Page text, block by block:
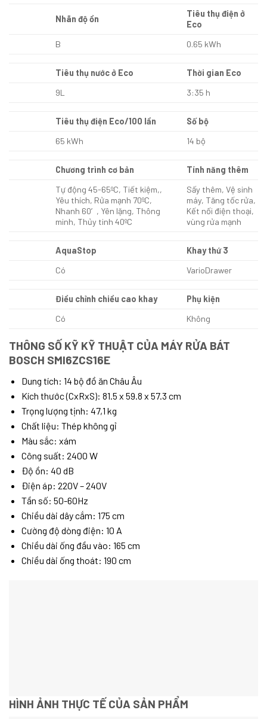
Nhãn độ ồn
Tiêu thụ điện ở
Eco
B
0.65 kWh
Tiêu thụ nước ở Eco
Thời gian Eco
9L
3:35 h
Tiêu thụ điện Eco/100 lần
Số bộ
65 kWh
14 bộ
Chương trình cơ bản
Tính năng thêm
Tự động 45-65ºC, Tiết kiệm,,
Yêu thích, Rửa mạnh 70ºC,
Nhanh 60′, Yên lặng, Thông
minh, Thủy tinh 40ºC
Sấy thêm, Vệ sinh
máy, Tăng tốc rửa,
Kết nối điện thoại,
vùng rửa mạnh
AquaStop
Khay thứ 3
Có
VarioDrawer
Điều chỉnh chiều cao khay
Phụ kiện
Có
Không
THÔNG SỐ KỸ KỸ THUẬT CỦA MÁY RỬA BÁT
BOSCH SMI6ZCS16E
Dung tích: 14 bộ đồ ăn Châu Âu
Kích thước (CxRxS): 81.5 x 59.8 x 57.3 cm
Trọng lượng tịnh: 47,1 kg
Chất liệu: Thép không gỉ
Màu sắc: xám
Công suất: 2400 W
Độ ồn: 40 dB
Điện áp: 220V – 240V
Tần số: 50-60Hz
Chiều dài dây cắm: 175 cm
Cường độ dòng điện: 10 A
Chiều dài ống đầu vào: 165 cm
Chiều dài ống thoát: 190 cm
HÌNH ẢNH THỰC TẾ CỦA SẢN PHẨM